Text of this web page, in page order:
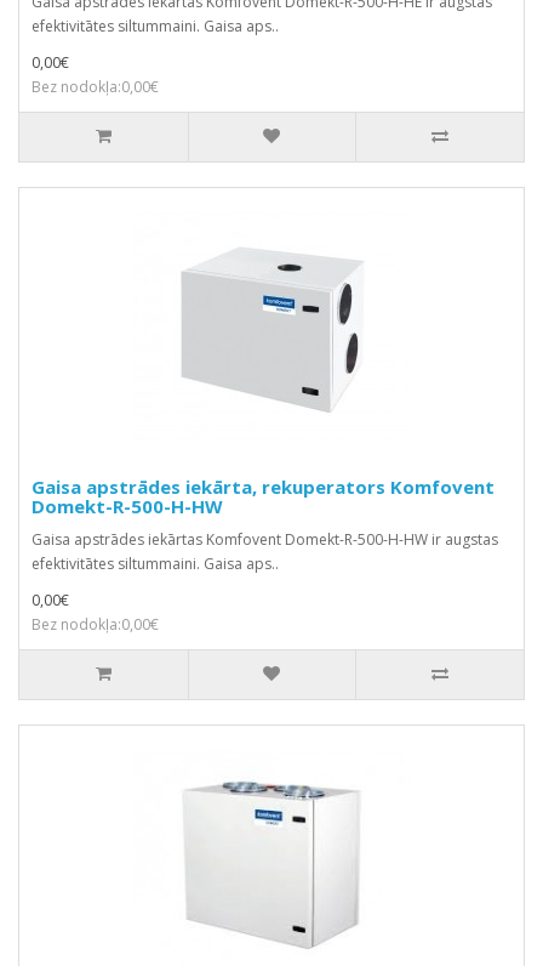
efektivitātes siltummaini. Gaisa aps..
0,00€
Bez nodokļa:0,00€
Gaisa apstrādes iekārta, rekuperators Komfovent
Domekt-R-500-H-HW
Gaisa apstrādes iekārtas Komfovent Domekt-R-500-H-HW ir augstas
efektivitātes siltummaini. Gaisa aps..
0,00€
Bez nodokļa:0,00€